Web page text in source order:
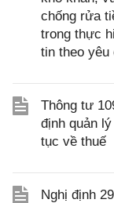
chống rửa
trong thực
tin theo yêu
Thông tư
định quản
tục về thuế
Nghị định